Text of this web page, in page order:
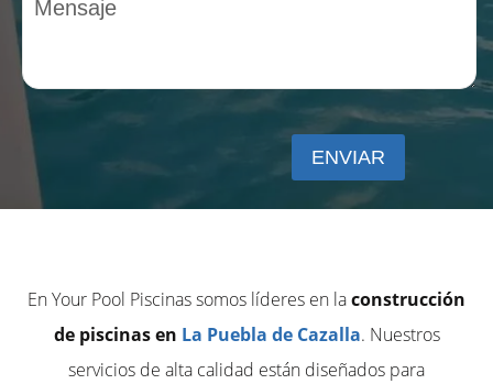
En Your Pool Piscinas somos líderes en laconstrucción
de piscinas en La Puebla de Cazalla. Nuestros
servicios de alta calidad están diseñados para